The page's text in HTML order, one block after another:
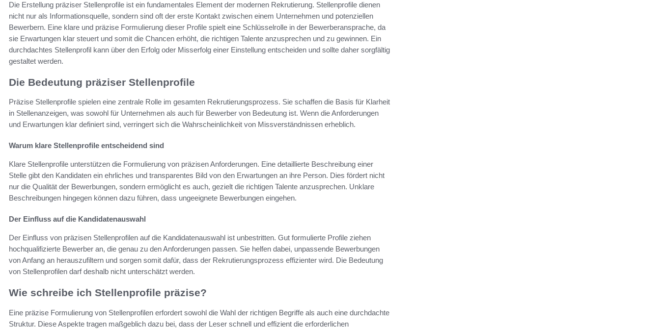
Die Erstellung präziser Stellenprofile ist ein fundamentales Element der modernen Rekrutierung. Stellenprofile dienen
nicht nur als Informationsquelle, sondern sind oft der erste Kontakt zwischen einem Unternehmen und potenziellen
Bewerbern. Eine klare und präzise Formulierung dieser Profile spielt eine Schlüsselrolle in der Bewerberansprache, da
sie Erwartungen klar steuert und somit die Chancen erhöht, die richtigen Talente anzusprechen und zu gewinnen. Ein
durchdachtes Stellenprofil kann über den Erfolg oder Misserfolg einer Einstellung entscheiden und sollte daher sorgfältig
gestaltet werden.
Die Bedeutung präziser Stellenprofile
Präzise Stellenprofile spielen eine zentrale Rolle im gesamten Rekrutierungsprozess. Sie schaffen die Basis für Klarheit
in Stellenanzeigen, was sowohl für Unternehmen als auch für Bewerber von Bedeutung ist. Wenn die Anforderungen
und Erwartungen klar definiert sind, verringert sich die Wahrscheinlichkeit von Missverständnissen erheblich.
Warum klare Stellenprofile entscheidend sind
Klare Stellenprofile unterstützen die Formulierung von präzisen Anforderungen. Eine detaillierte Beschreibung einer
Stelle gibt den Kandidaten ein ehrliches und transparentes Bild von den Erwartungen an ihre Person. Dies fördert nicht
nur die Qualität der Bewerbungen, sondern ermöglicht es auch, gezielt die richtigen Talente anzusprechen. Unklare
Beschreibungen hingegen können dazu führen, dass ungeeignete Bewerbungen eingehen.
Der Einfluss auf die Kandidatenauswahl
Der Einfluss von präzisen Stellenprofilen auf die Kandidatenauswahl ist unbestritten. Gut formulierte Profile ziehen
hochqualifizierte Bewerber an, die genau zu den Anforderungen passen. Sie helfen dabei, unpassende Bewerbungen
von Anfang an herauszufiltern und sorgen somit dafür, dass der Rekrutierungsprozess effizienter wird. Die Bedeutung
von Stellenprofilen darf deshalb nicht unterschätzt werden.
Wie schreibe ich Stellenprofile präzise?
Eine präzise Formulierung von Stellenprofilen erfordert sowohl die Wahl der richtigen Begriffe als auch eine durchdachte
Struktur. Diese Aspekte tragen maßgeblich dazu bei, dass der Leser schnell und effizient die erforderlichen